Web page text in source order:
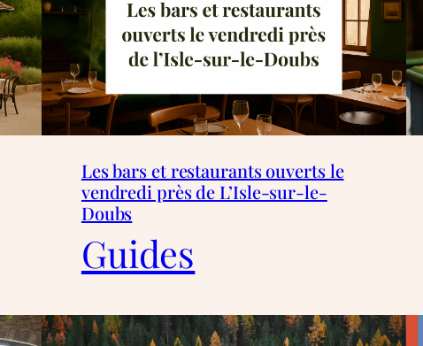
Les bars et restaurants ouverts le
vendredi près de L’Isle-sur-le-
Doubs
Guides